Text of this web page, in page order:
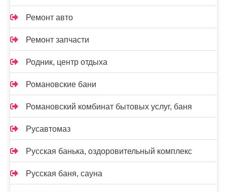
Ремонт авто
Ремонт запчасти
Родник, центр отдыха
Романовские бани
Романовский комбинат бытовых услуг, баня
Русавтомаз
Русская банька, оздоровительный комплекс
Русская баня, сауна